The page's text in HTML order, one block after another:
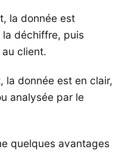
la donnée est
la déchiffre, puis
client.
la donnée est en clair,
analysée par le
quelques avantages